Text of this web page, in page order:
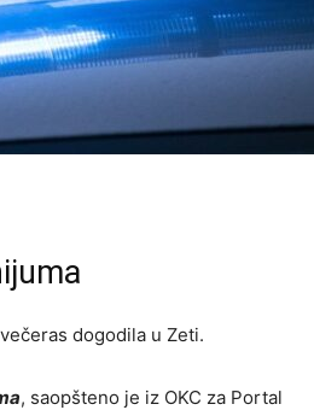
dogodila u Zeti.
, saopšteno je iz OKC za Portal